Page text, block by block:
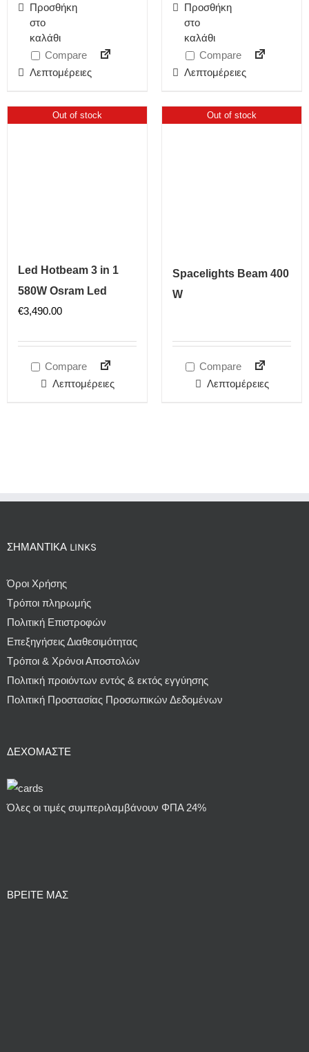
Προσθήκη
στο
καλάθι
Compare
Λεπτομέρειες
Προσθήκη
στο
καλάθι
Compare
Λεπτομέρειες
Out of stock
Led Hotbeam 3 in 1
580W Osram Led
€3,490.00
Compare
Λεπτομέρειες
Out of stock
Spacelights Beam 400
W
Compare
Λεπτομέρειες
ΣΗΜΑΝΤΙΚΆ LINKS
Όροι Χρήσης
Τρόποι πληρωμής
Πολιτική Επιστροφών
Επεξηγήσεις Διαθεσιμότητας
Τρόποι & Χρόνοι Αποστολών
Πολιτική προιόντων εντός & εκτός εγγύησης
Πολιτική Προστασίας Προσωπικών Δεδομένων
ΔΕΧΌΜΑΣΤΕ
Όλες οι τιμές συμπεριλαμβάνουν ΦΠΑ 24%
ΒΡΕΙΤΕ ΜΑΣ